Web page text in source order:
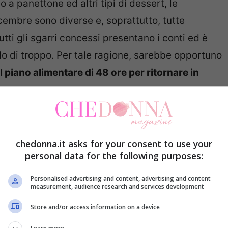
a panettone ed altri tipi di dessert, le
sono diverse e, soprattutto, tutte
gli sgarri concessi presentano i conti ed è
di troppo. Per tale ragione, sarebbe opportuno
piano alimentare di 48 ore per ritornare in
ritornare in forma dopo
pancia gonfia
più gonfie, si ha la possibilità di
tisane, in particolare con 3 ricette, capaci di
a eliminare liquidi in eccesso e tossine. Si
abbinati ad una corretta alimentazione ed
chedonna.it asks for your consent to use your
personal data for the following purposes:
Personalised advertising and content, advertising and content
measurement, audience research and services development
Store and/or access information on a device